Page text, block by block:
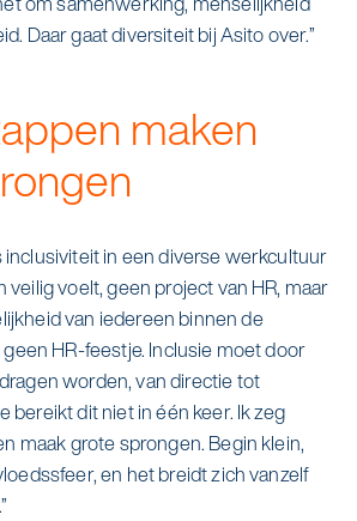
Daar gaat diversiteit bij Asito over.”
maken
inclusiviteit in een diverse werkcultuur
voelt, geen project van HR, maar
van iedereen binnen de
geen HR-feestje. Inclusie moet door
worden, van directie tot
bereikt dit niet in één keer. Ik zeg
maak grote sprongen. Begin klein,
en het breidt zich vanzelf